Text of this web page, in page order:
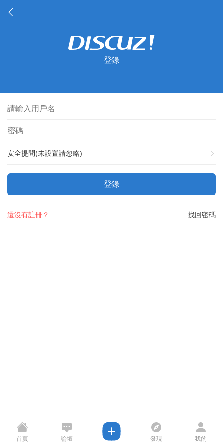
登錄
安全提問(未設置請忽略)
登錄
找回密碼
還沒有註冊？
首頁 論壇 發現 我的